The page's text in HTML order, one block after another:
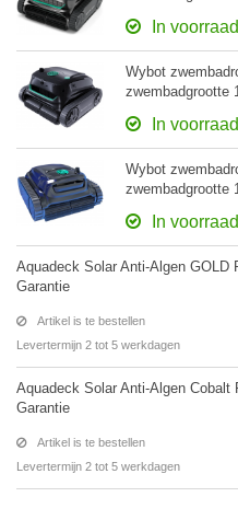
In voorraad
Wybot
zwembadgrootte
In voorraad
Wybot
zwembadgrootte
In voorraad
Aquadeck Solar Anti-Algen GOLD
Garantie
Artikel is te bestellen
Levertermijn 2 tot 5 werkdagen
Aquadeck Solar Anti-Algen Cobalt
Garantie
Artikel is te bestellen
Levertermijn 2 tot 5 werkdagen